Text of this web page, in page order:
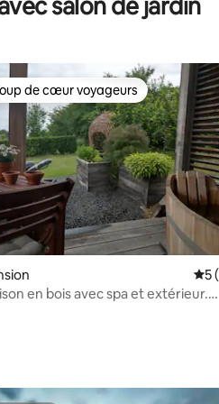
salon de jardin
5
sur la base de 87
de cœur voyageurs
de cœur voyageurs
5
en bois avec spa et extérieur.